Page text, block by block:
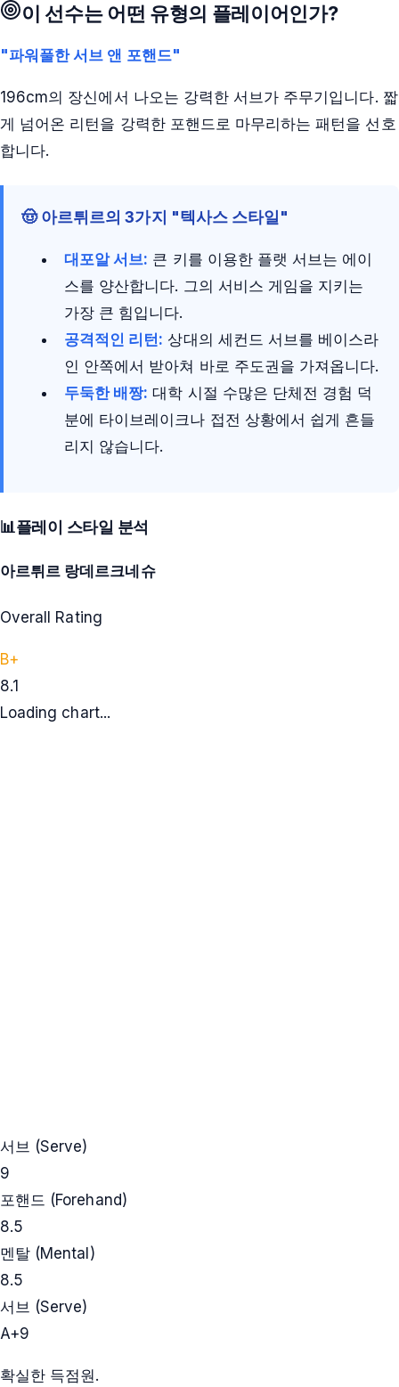
이 선수는 어떤 유형의 플레이어인가?
"파워풀한 서브 앤 포핸드"
196cm의 장신에서 나오는 강력한 서브가 주무기입니다. 짧
게 넘어온 리턴을 강력한 포핸드로 마무리하는 패턴을 선호
합니다.
🤠 아르튀르의 3가지 "텍사스 스타일"
대포알 서브: 큰 키를 이용한 플랫 서브는 에이
스를 양산합니다. 그의 서비스 게임을 지키는
가장 큰 힘입니다.
공격적인 리턴: 상대의 세컨드 서브를 베이스라
인 안쪽에서 받아쳐 바로 주도권을 가져옵니다.
두둑한 배짱: 대학 시절 수많은 단체전 경험 덕
분에 타이브레이크나 접전 상황에서 쉽게 흔들
리지 않습니다.
📊플레이 스타일 분석
아르튀르 랑데르크네슈
Overall Rating
B+
8.1
Loading chart...
서브 (Serve)
9
포핸드 (Forehand)
8.5
멘탈 (Mental)
8.5
서브 (Serve)
A+9
확실한 득점원.